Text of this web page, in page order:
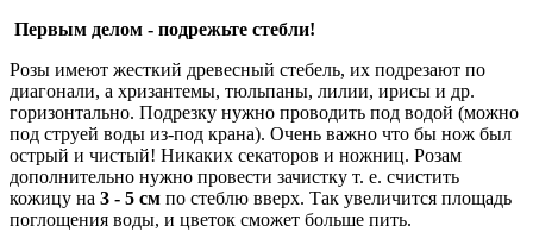
Первым делом - подрежьте стебли!
Розы имеют жесткий древесный стебель, их подрезают по
диагонали, а хризантемы, тюльпаны, лилии, ирисы и др.
горизонтально. Подрезку нужно проводить под водой (можно
под струей воды из-под крана). Очень важно что бы нож был
острый и чистый! Никаких секаторов и ножниц. Розам
дополнительно нужно провести зачистку т. е. счистить
кожицу на 3 - 5 см по стеблю вверх. Так увеличится площадь
поглощения воды, и цветок сможет больше пить.